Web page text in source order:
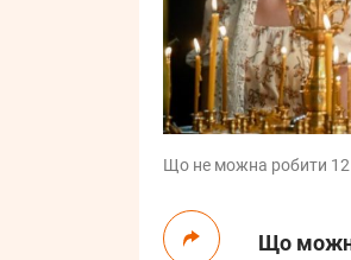
Що не можна робити
Що